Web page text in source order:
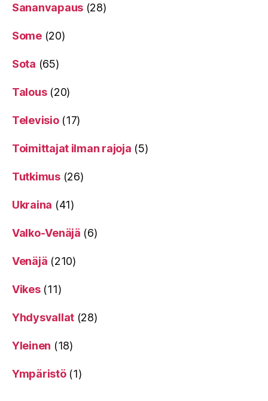
Sananvapaus (28)
Some(20)
Sota (65)
Talous(20)
Televisio(17)
Toimittajat ilman rajoja (5)
Tutkimus(26)
Ukraina (41)
Valko-Venäjä (6)
Venäjä (210)
Vikes(11)
Yhdysvallat (28)
Yleinen (18)
Ympäristö(1)